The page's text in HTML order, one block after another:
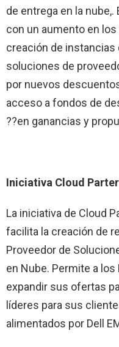
de entrega en la
con un aumento en
creación de instancias
soluciones de
por nuevos
acceso a fondos de
??en ganancias y
Iniciativa Cloud
La iniciativa de Cloud
facilita la creación de
Proveedor de
en Nube. Permite a
expandir sus ofertas
líderes para sus
alimentados por Dell